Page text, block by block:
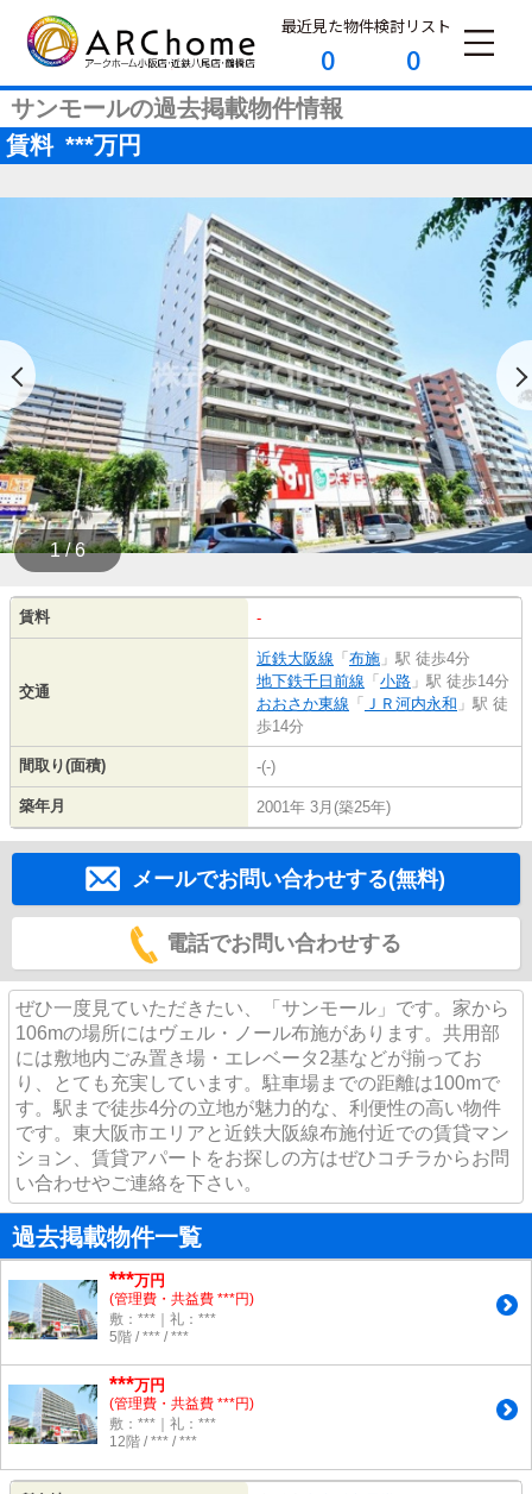
最近見た物件
0
検討リスト
0
サンモールの過去掲載物件情報
賃料 ***万円
1 / 6
賃料 -
交通
近鉄大阪線 「 布施 」駅 徒歩4分
地下鉄千日前線 「 小路 」駅 徒歩14分
おおさか東線 「 ＪＲ河内永和 」駅 徒
歩14分
間取り(面積) -(-)
築年月 2001年 3月(築25年)
メールでお問い合わせする(無料)
電話でお問い合わせする
ぜひ一度見ていただきたい、「サンモール」です。家から
106mの場所にはヴェル・ノール布施があります。共用部
には敷地内ごみ置き場・エレベータ2基などが揃ってお
り、とても充実しています。駐車場までの距離は100mで
す。駅まで徒歩4分の立地が魅力的な、利便性の高い物件
です。東大阪市エリアと近鉄大阪線布施付近での賃貸マン
ション、賃貸アパートをお探しの方はぜひコチラからお問
い合わせやご連絡を下さい。
過去掲載物件一覧
***万円
(管理費・共益費 ***円)
敷：***｜礼：***
5階 / *** / ***
***万円
(管理費・共益費 ***円)
敷：***｜礼：***
12階 / *** / ***